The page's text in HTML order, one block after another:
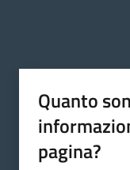
Quanto
pagina?